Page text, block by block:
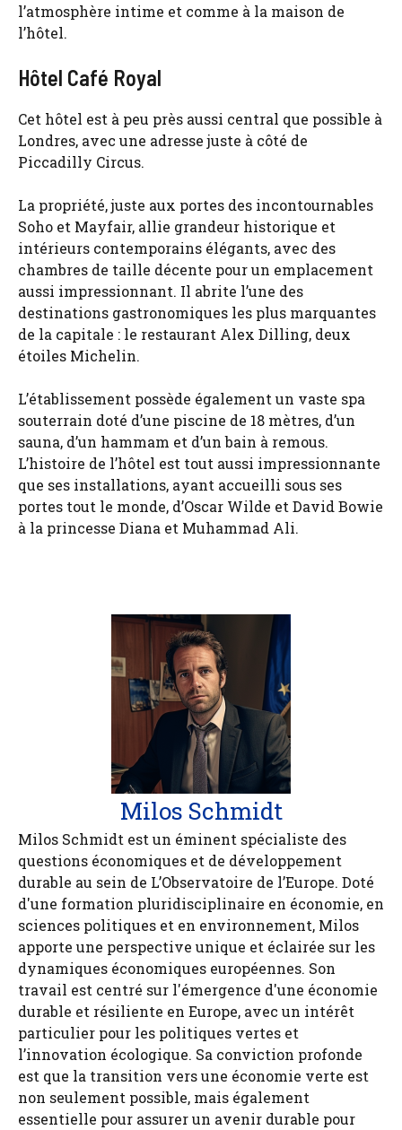
l’atmosphère intime et comme à la maison de
l’hôtel.
Hôtel Café Royal
Cet hôtel est à peu près aussi central que possible à
Londres, avec une adresse juste à côté de
Piccadilly Circus.
La propriété, juste aux portes des incontournables
Soho et Mayfair, allie grandeur historique et
intérieurs contemporains élégants, avec des
chambres de taille décente pour un emplacement
aussi impressionnant. Il abrite l’une des
destinations gastronomiques les plus marquantes
de la capitale : le restaurant Alex Dilling, deux
étoiles Michelin.
L’établissement possède également un vaste spa
souterrain doté d’une piscine de 18 mètres, d’un
sauna, d’un hammam et d’un bain à remous.
L’histoire de l’hôtel est tout aussi impressionnante
que ses installations, ayant accueilli sous ses
portes tout le monde, d’Oscar Wilde et David Bowie
à la princesse Diana et Muhammad Ali.
Milos Schmidt
Milos Schmidt est un éminent spécialiste des
questions économiques et de développement
durable au sein de L’Observatoire de l’Europe. Doté
d'une formation pluridisciplinaire en économie, en
sciences politiques et en environnement, Milos
apporte une perspective unique et éclairée sur les
dynamiques économiques européennes. Son
travail est centré sur l'émergence d'une économie
durable et résiliente en Europe, avec un intérêt
particulier pour les politiques vertes et
l’innovation écologique. Sa conviction profonde
est que la transition vers une économie verte est
non seulement possible, mais également
essentielle pour assurer un avenir durable pour